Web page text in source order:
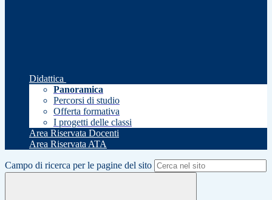
Didattica
Panoramica
Percorsi di studio
Offerta formativa
I progetti delle classi
Area Riservata Docenti
Area Riservata ATA
Campo di ricerca per le pagine del sito